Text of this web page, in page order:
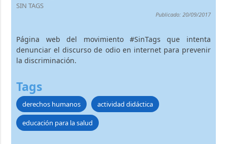
SIN TAGS
Publicado: 20/09/2017
Página web del movimiento #SinTags que intenta
denunciar el discurso de odio en internet para prevenir
la discriminación.
Tags
derechos humanos actividad didáctica
educación para la salud